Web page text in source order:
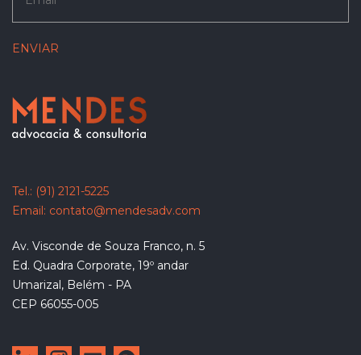
Tel.: (91) 2121-5225
Email: contato@mendesadv.com
Av. Visconde de Souza Franco, n. 5
Ed. Quadra Corporate, 19º andar
Umarizal, Belém - PA
CEP 66055-005